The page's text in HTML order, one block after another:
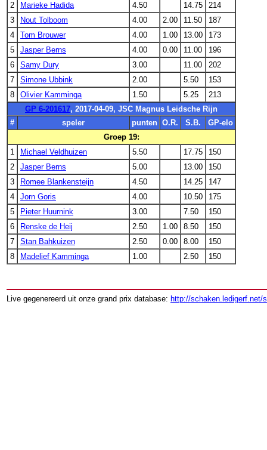
2
Marieke Hadida 4.50 14.75
214
3
Nout Tolboom 4.00 2.00 11.50
187
4
Tom Brouwer 4.00 1.00 13.00
173
5
Jasper Berns 4.00 0.00 11.00
196
6
Samy Dury 3.00 11.00
202
7
Simone Ubbink 2.00 5.50
153
8
Olivier Kamminga 1.50 5.25
213
GP 6-201617, 2017-04-09, JSC Magnus Leidsche Rijn
#
speler punten O.R. S.B.
GP-elo
Groep 19:
1
Michael Veldhuizen 5.50 17.75
150
2
Jasper Berns 5.00 13.00
150
3
Romee Blankensteijn 4.50 14.25
147
4
Jorn Goris 4.00 10.50
175
5
Pieter Huurnink 3.00 7.50
150
6
Renske de Heij 2.50 1.00 8.50
150
7
Stan Bahkuizen 2.50 0.00 8.00
150
8
Madelief Kamminga 1.00 2.50 150
Live gegenereerd uit onze grand prix database: http://schaken.ledigerf.net/